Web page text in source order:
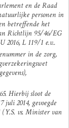
en de Raad
personen in
betreffende het
Richtlijn 95/46/EG
2016, L 119/1 e.v..
in de zorg,
Hierbij sloot de
2014, gevoegde
(Y.S. vs. Minister van